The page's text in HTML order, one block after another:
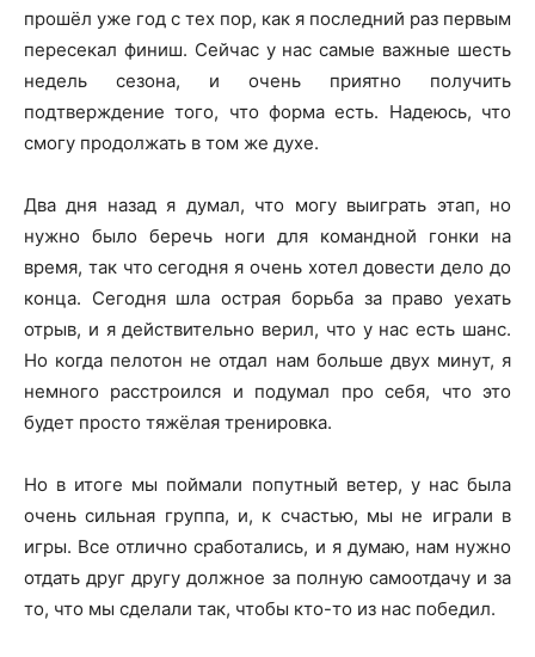
прошёл уже год с тех пор, как я последний раз первым
пересекал финиш. Сейчас у нас самые важные шесть
недель сезона, и очень приятно получить
подтверждение того, что форма есть. Надеюсь, что
смогу продолжать в том же духе.
Два дня назад я думал, что могу выиграть этап, но
нужно было беречь ноги для командной гонки на
время, так что сегодня я очень хотел довести дело до
конца. Сегодня шла острая борьба за право уехать
отрыв, и я действительно верил, что у нас есть шанс.
Но когда пелотон не отдал нам больше двух минут, я
немного расстроился и подумал про себя, что это
будет просто тяжёлая тренировка.
Но в итоге мы поймали попутный ветер, у нас была
очень сильная группа, и, к счастью, мы не играли в
игры. Все отлично сработались, и я думаю, нам нужно
отдать друг другу должное за полную самоотдачу и за
то, что мы сделали так, чтобы кто-то из нас победил.